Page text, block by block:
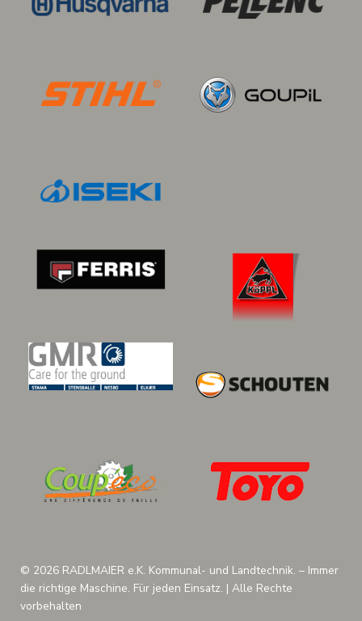
© 2026 RADLMAIER e.K. Kommunal- und Landtechnik. – Immer
die richtige Maschine. Für jeden Einsatz. | Alle Rechte
vorbehalten